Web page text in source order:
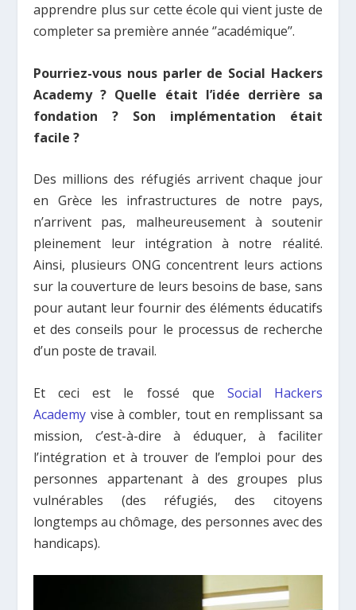
apprendre plus sur cette école qui vient juste de
completer sa première année ‘’académique’’.
Pourriez-vous nous parler de Social Hackers
Academy ? Quelle était l’idée derrière sa
fondation ? Son implémentation était
facile ?
Des millions des réfugiés arrivent chaque jour
en Grèce les infrastructures de notre pays,
n’arrivent pas, malheureusement à soutenir
pleinement leur intégration à notre réalité.
Ainsi, plusieurs ONG concentrent leurs actions
sur la couverture de leurs besoins de base, sans
pour autant leur fournir des éléments éducatifs
et des conseils pour le processus de recherche
d’un poste de travail.
Et ceci est le fossé que Social Hackers
Academy vise à combler, tout en remplissant sa
mission, c’est-à-dire à éduquer, à faciliter
l’intégration et à trouver de l’emploi pour des
personnes appartenant à des groupes plus
vulnérables (des réfugiés, des citoyens
longtemps au chômage, des personnes avec des
handicaps).